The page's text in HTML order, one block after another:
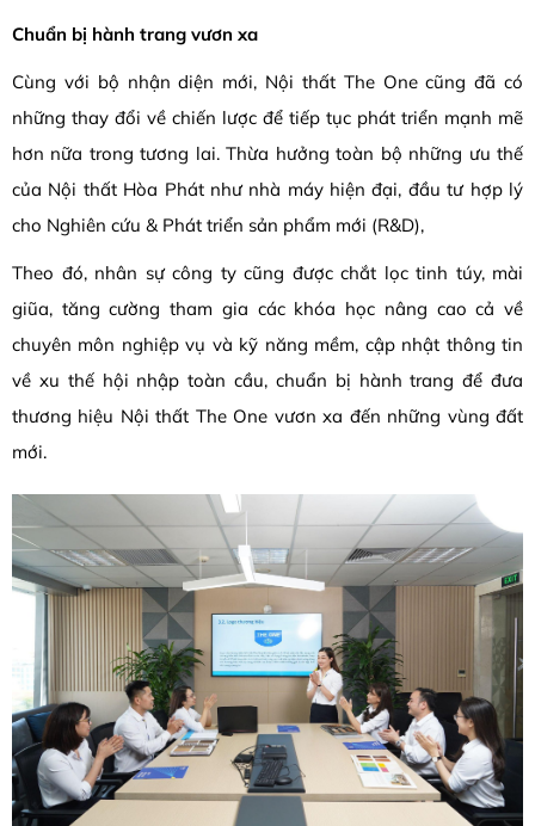
Chuẩn bị hành trang vươn xa
Cùng với bộ nhận diện mới, Nội thất The One cũng đã có
những thay đổi về chiến lược để tiếp tục phát triển mạnh mẽ
hơn nữa trong tương lai. Thừa hưởng toàn bộ những ưu thế
của Nội thất Hòa Phát như nhà máy hiện đại, đầu tư hợp lý
cho Nghiên cứu & Phát triển sản phẩm mới (R&D),
Theo đó, nhân sự công ty cũng được chắt lọc tinh túy, mài
giũa, tăng cường tham gia các khóa học nâng cao cả về
chuyên môn nghiệp vụ và kỹ năng mềm, cập nhật thông tin
về xu thế hội nhập toàn cầu, chuẩn bị hành trang để đưa
thương hiệu Nội thất The One vươn xa đến những vùng đất
mới.